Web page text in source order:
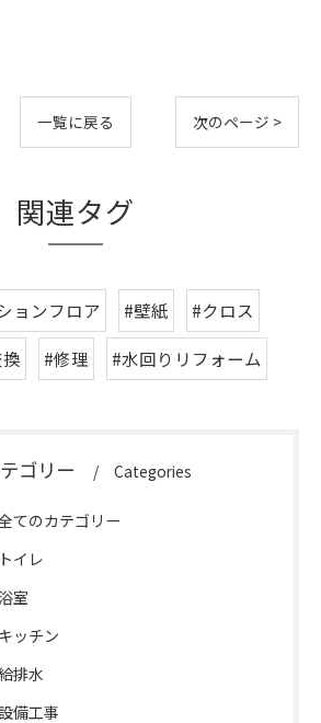
一覧に戻る 次のページ >
関連タグ
ョンフロア #壁紙
#クロス
#修理 #水回りリフォーム
ゴリー Categories
てのカテゴリー
トイレ
浴室
キッチン
排水
備工事